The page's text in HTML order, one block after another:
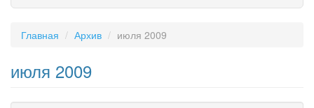
Главная Архив июля 2009
июля 2009